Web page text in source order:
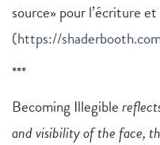
source» pour l’écriture
(https://
***
Becoming Illegible
and visibility of the face,